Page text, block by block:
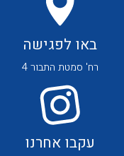
לכל מוצרי היצרן
באו לפגישה
רח' סמטת התבור 4
עקבו אחרנו